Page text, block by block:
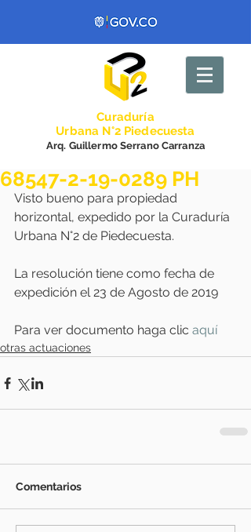
Curaduría
Urbana N°2 Piedecuesta
Arq. Guillermo Serrano Carranza
68547-2-19-0289 PH
Visto bueno para propiedad
horizontal, expedido por la Curaduría
Urbana N°2 de Piedecuesta.
La resolución tiene como fecha de
expedición el 23 de Agosto de 2019
Para ver documento haga clic aquí
otras actuaciones
Comentarios